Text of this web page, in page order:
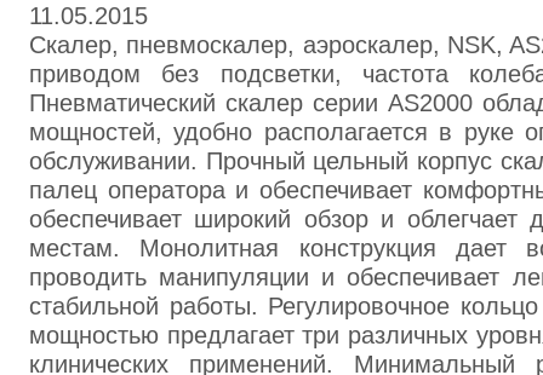
11.05.2015
Скалер, пневмоскалер, аэроскалер, NSK,
приводом без подсветки, частота
Пневматический скалер серии AS2000
мощностей, удобно располагается в руке
обслуживании. Прочный цельный корпус
палец оператора и обеспечивает
обеспечивает широкий обзор и облегчает
местам. Монолитная конструкция дает
проводить манипуляции и обеспечивает
стабильной работы. Регулировочное
мощностью предлагает три различных
клинических применений. Минимальный